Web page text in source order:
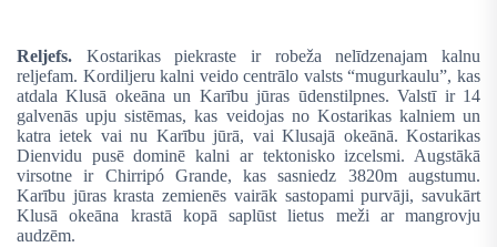
Reljefs. Kostarikas piekraste ir robeža nelīdzenajam kalnu
reljefam. Kordiljeru kalni veido centrālo valsts “mugurkaulu”, kas
atdala Klusā okeāna un Karību jūras ūdenstilpnes. Valstī ir 14
galvenās upju sistēmas, kas veidojas no Kostarikas kalniem un
katra ietek vai nu Karību jūrā, vai Klusajā okeānā. Kostarikas
Dienvidu pusē dominē kalni ar tektonisko izcelsmi. Augstākā
virsotne ir Chirripó Grande, kas sasniedz 3820m augstumu.
Karību jūras krasta zemienēs vairāk sastopami purvāji, savukārt
Klusā okeāna krastā kopā saplūst lietus meži ar mangrovju
audzēm.